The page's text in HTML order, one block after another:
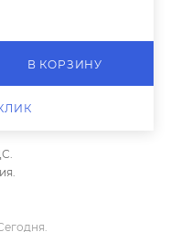
В КОРЗИНУ